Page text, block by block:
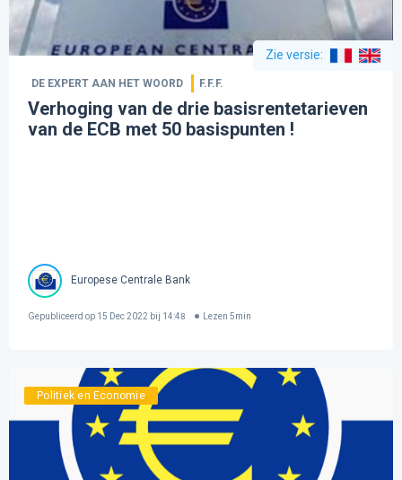
Zie versie:
DE EXPERT AAN HET WOORD F.F.F.
Verhoging van de drie basisrentetarieven
van de ECB met 50 basispunten !
Europese Centrale Bank
Gepubliceerd op 15 Dec 2022 bij 14:48 Lezen 5min
Politiek en Economie